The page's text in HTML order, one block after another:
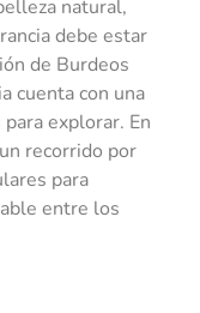
natural,
debe estar
de Burdeos
cuenta con una
explorar. En
recorrido por
para
entre los